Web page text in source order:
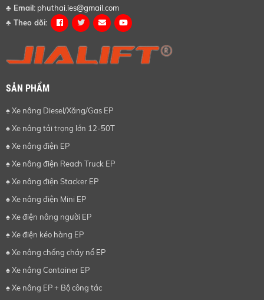
♣ Email: phuthai.ies@gmail.com
♣ Theo dõi:
SẢN PHẨM
♠ Xe nâng Diesel/Xăng/Gas EP
♠ Xe nâng tải trọng lớn 12-50T
♠ Xe nâng điện EP
♠ Xe nâng điện Reach Truck EP
♠ Xe nâng điện Stacker EP
♠ Xe nâng điện Mini EP
♠ Xe điện nâng người EP
♠ Xe điện kéo hàng EP
♠ Xe nâng chống cháy nổ EP
♠ Xe nâng Container EP
♠ Xe nâng EP + Bộ công tác